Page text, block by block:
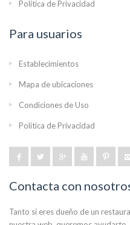
Política de Privacidad
Para usuarios
Establecimientos
Mapa de ubicaciones
Condiciones de Uso
Política de Privacidad
Contacta con
Tanto si eres dueño de un